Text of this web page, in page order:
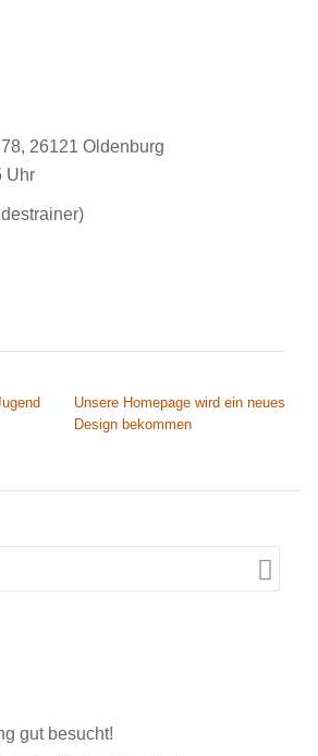
26121 Oldenburg
Uhr
Unsere Homepage wird ein neues
Design bekommen
gut besucht!